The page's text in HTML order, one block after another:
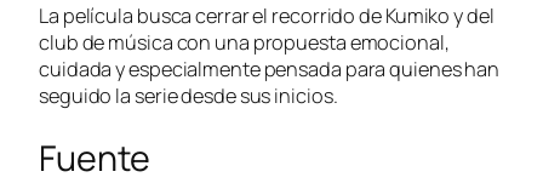
La película busca cerrar el recorrido de Kumiko y del
club de música con una propuesta emocional,
cuidada y especialmente pensada para quienes han
seguido la serie desde sus inicios.
Fuente